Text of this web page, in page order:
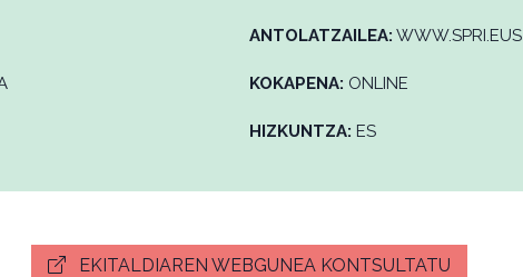
ANTOLATZAILEA: WWW.SPRI.EUS
KOKAPENA: ONLINE
HIZKUNTZA: ES
EKITALDIAREN WEBGUNEA KONTSULTATU